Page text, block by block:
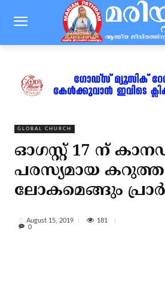
GLOBAL CHURCH
ഓഗസ്റ്റ് 17 ന്
പരസ്യമായ
ലോകമെങ്ങും
August 15, 2019
181
0